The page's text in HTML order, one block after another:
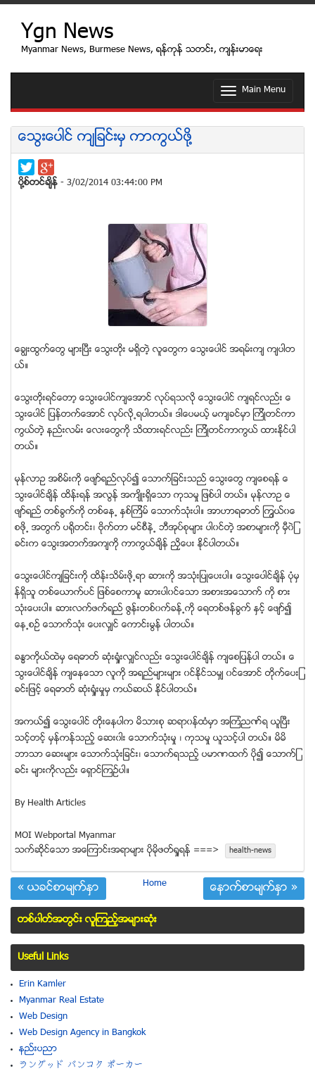
Ygn News
Myanmar News, Burmese News, ရန္ကုန္ သတင္း, က်န္းမာေရး
T
g
e
Main Menu
ေသြးေပါင္ က်ျခင္းမွ ကာကြယ္ဖို႔
ပုိ႔စ္တင္ခ်ိန္ - 3/02/2014 03:44:00 PM
ေခြၽးထြက္ေတြ မ်ားၿပီး ေသြးတိုး မရွိတဲ့ လူေတြက ေသြးေပါင္ အရမ္းက် က်ပါတ
ယ္။
ေသြးတုိးရင္ေတာ့ ေသြးေပါင္က်ေအာင္ လုပ္ရသလို ေသြးေပါင္ က်ရင္လည္း ေ
သြးေပါင္ ျပန္တက္ေအာင္ လုပ္လို႕ရပါတယ္။ ဒါေပမယ့္ မက်ခင္မွာ ၾကိဳတင္ကာ
ကြယ္တဲ့ နည္းလမ္း ေလးေတြကို သိထားရင္လည္း ၾကိဳတင္ကာကြယ္ ထားႏိုင္ပါ
တယ္။
မုန္လာဥ အစိမ္းကို ေဖ်ာ္ရည္လုပ္၍ ေသာက္ျခင္းသည္ ေသြးေတြ က်ေစရန္ ေ
သြးေပါင္ခ်ိန္ ထိန္းရန္ အလြန္ အက်ိဳးရိွေသာ ကုသမႈ ျဖစ္ပါ တယ္။ မုန္လာဥ ေ
ဖ်ာ္ရည္ တစ္ခြက္ကို တစ္ေန႕ ႏွစ္ၾကိမ္ ေသာက္သံုးပါ။ အာဟာရဓာတ္ ၾကြယ္၀ေ
စဖို႕ အတြက္ ပရိုတင္း၊ ဗိုက္တာ မင္စီနဲ႕ ဘီအုပ္စုမ်ား ပါ၀င္တဲ့ အစာမ်ားကို မွီ၀ဲျ
ခင္းက ေသြးအတက္အက်ကို ကာကြယ္ခ်ိန္ ညွိေပး ႏိုင္ပါတယ္။
ေသြးေပါင္က်ျခင္းကို ထိန္းသိမ္းဖို႕ရာ ဆားကို အသံုးျပဳေပးပါ။ ေသြးေပါင္ခ်ိန္ ပံုမွ
န္ရွိသူ တစ္ေယာက္ပင္ ျဖစ္ေစကာမူ ဆားပါ၀င္ေသာ အစားအေသာက္ ကို စား
သံုးေပးပါ။ ဆားလက္ဖက္ရည္ ဇြန္းတစ္၀က္ခန္႕ကို ေရတစ္ဖန္ခြက္ နွင့္ ေဖ်ာ္၍
ေန႕စဥ္ ေသာက္သံုး ေပးလွ်င္ ေကာင္းမြန္ ပါတယ္။
ခႏၶာကိုယ္ထဲမွ ေရဓာတ္ ဆံုးရံႈးလွ်င္လည္း ေသြးေပါင္ခ်ိန္ က်ေစျပန္ပါ တယ္။ ေ
သြးေပါင္ခ်ိန္ က်ေနေသာ လူကို အရည္မ်ားမ်ား ၀င္ႏိုင္သမွ် ၀င္ေအာင္ တိုက္ေပးျ
ခင္းျဖင့္ ေရဓာတ္ ဆံုးရံႈးမႈမွ ကယ္ဆယ္ ႏိုင္ပါတယ္။
အကယ္၍ ေသြးေပါင္ တိုးေနပါက မိသားစု ဆရာ၀န္ထံမွာ အၾကံညဏ္ရ ယူၿပီး
သင့္တင့္ မွန္ကန္သည့္ ေဆး၀ါး ေသာက္သံုးမႈ ၊ ကုသမႈ ယူသင့္ပါ တယ္။ မိမိ
ဘာသာ ေဆးမ်ား ေသာက္သံုးျခင္း၊ ေသာက္ရသည့္ ပမာဏထက္ ပို၍ ေသာက္ျ
ခင္း မ်ားကိုလည္း ေရွာင္ၾကဥ္ပါ။
By Health Articles
MOI Webportal Myanmar
သက္ဆုိင္ေသာ အေၾကာင္းအရာမ်ား ပုိမုိဖတ္ရႈရန္ ===>
health-news
« ယခင္စာမ်က္ႏွာ Home ေနာက္စာမ်က္ႏွာ »
တစ္ပါတ္အတြင္း လူၾကည့္အမ်ားဆံုး
Useful Links
Erin Kamler
Myanmar Real Estate
Web Design
Web Design Agency in Bangkok
နည္းပညာ
ラングッド バンコク ポーカー